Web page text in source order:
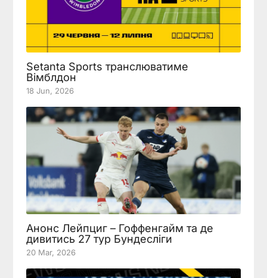
Setanta Sports транслюватиме
Вімблдон
18 Jun, 2026
Анонс Лейпциг – Гоффенгайм та де
дивитись 27 тур Бундесліги
20 Mar, 2026